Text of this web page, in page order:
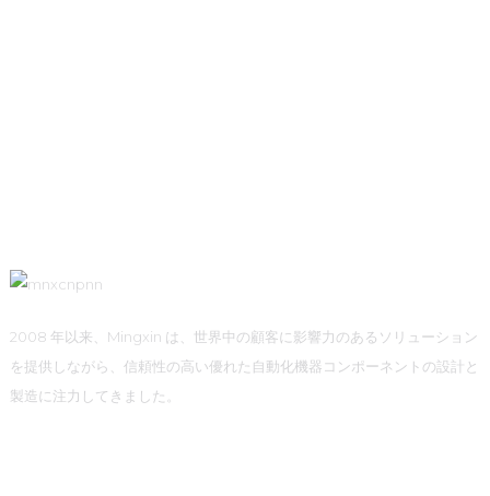
2008 年以来、Mingxin は、世界中の顧客に影響力のあるソリューション
を提供しながら、信頼性の高い優れた自動化機器コンポーネントの設計と
製造に注力してきました。